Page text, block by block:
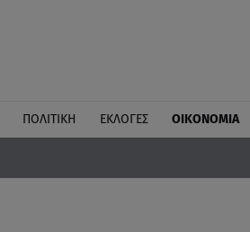
ΠΟΛΙΤΙΚΗ ΕΚΛΟΓΕΣ ΟΙΚΟΝΟΜΙΑ